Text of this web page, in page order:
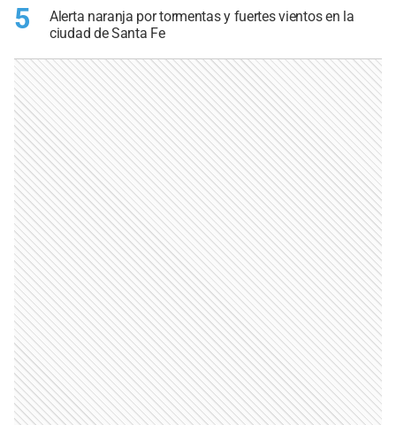
5
Alerta naranja por tormentas y fuertes vientos en la
ciudad de Santa Fe